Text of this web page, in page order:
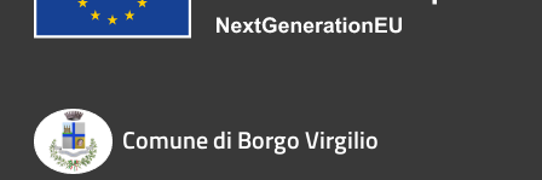
Comune di Borgo Virgilio